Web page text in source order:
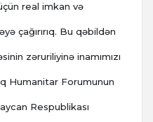
real imkan və
çağırırıq. Bu qəbildən
zəruriliyinə inamımızı
Humanitar Forumunun
Respublikası